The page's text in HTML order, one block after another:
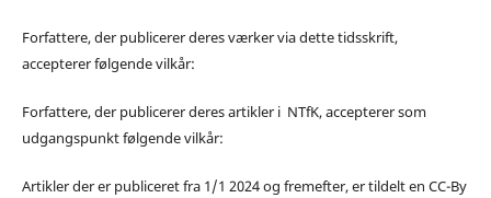
Forfattere, der publicerer deres værker via dette tidsskrift,
accepterer følgende vilkår:
Forfattere, der publicerer deres artikler i NTfK, accepterer som
udgangspunkt følgende vilkår:
Artikler der er publiceret fra 1/1 2024 og fremefter, er tildelt en CC-By